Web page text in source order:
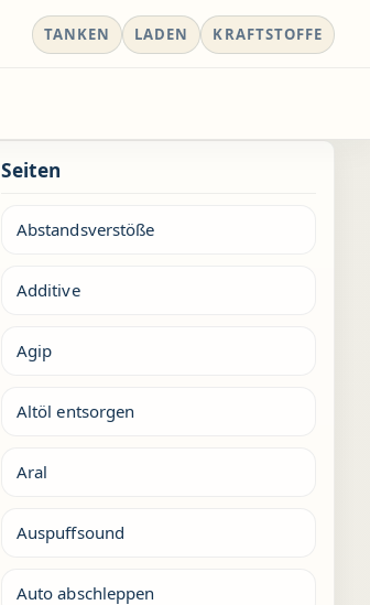
TANKEN LADEN KRAFTSTOFFE
Seiten
Abstandsverstöße
Additive
Agip
Altöl entsorgen
Aral
Auspuffsound
Auto abschleppen